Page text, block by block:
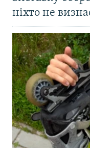
ніхто не